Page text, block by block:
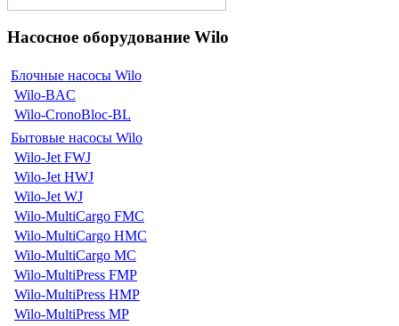
Насосное оборудование Wilo
Блочные насосы Wilo
Wilo-BAC
Wilo-CronoBloc-BL
Бытовые насосы Wilo
Wilo-Jet FWJ
Wilo-Jet HWJ
Wilo-Jet WJ
Wilo-MultiCargo FMC
Wilo-MultiCargo HMC
Wilo-MultiCargo MC
Wilo-MultiPress FMP
Wilo-MultiPress HMP
Wilo-MultiPress MP